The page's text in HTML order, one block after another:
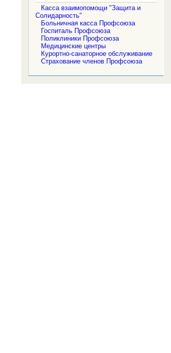
Касса взаимопомощи "Защита и
Солидарность"
Больничная касса Профсоюза
Госпиталь Профсоюза
Поликлиники Профсоюза
Медицинские центры
Курортно-санаторное обслуживание
Страхование членов Профсоюза